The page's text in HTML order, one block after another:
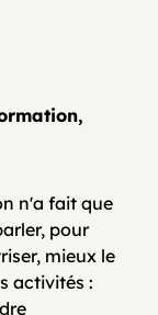
n'a fait que
pour
mieux le
activités :